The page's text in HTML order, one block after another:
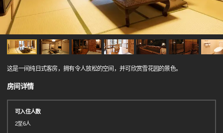
这是一间纯日式客房，拥有令人放松的空间，并可欣赏雪花园的景色。
房间详情
可入住人数
2至6人